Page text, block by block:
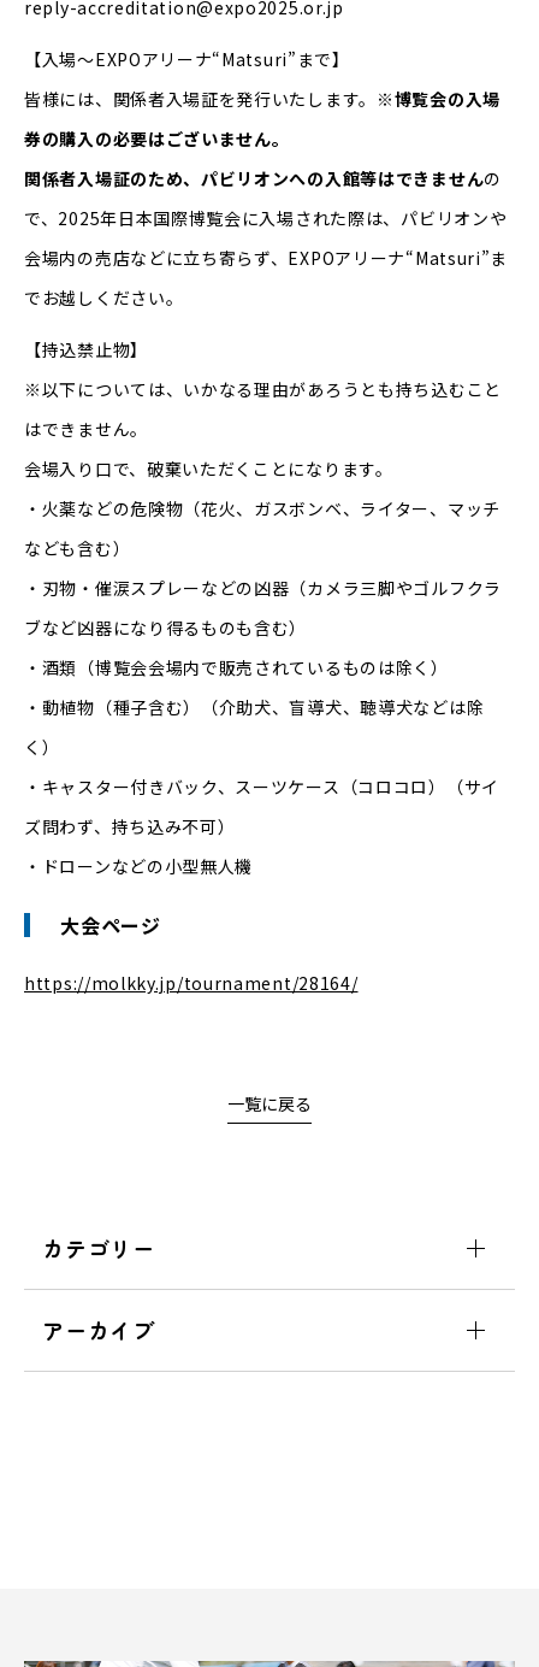
reply-accreditation@expo2025.or.jp
【入場～EXPOアリーナ“Matsuri”まで】
皆様には、関係者入場証を発行いたします。 ※博覧会の入場
券の購入の必要はございません。
関係者入場証のため、パビリオンへの入館等はできませんの
で、2025年日本国際博覧会に入場された際は、パビリオンや
会場内の売店などに立ち寄らず、EXPOアリーナ“Matsuri”ま
でお越しください。
【持込禁止物】
※以下については、いかなる理由があろうとも持ち込むこと
はできません。
会場入り口で、破棄いただくことになります。
・火薬などの危険物（花火、ガスボンベ、ライター、マッチ
なども含む）
・刃物・催涙スプレーなどの凶器（カメラ三脚やゴルフクラ
ブなど凶器になり得るものも含む）
・酒類（博覧会会場内で販売されているものは除く）
・動植物（種子含む）（介助犬、盲導犬、聴導犬などは除
く）
・キャスター付きバック、スーツケース（コロコロ）（サイ
ズ問わず、持ち込み不可）
・ドローンなどの小型無人機
大会ページ
https://molkky.jp/tournament/28164/
一覧に戻る
カテゴリー
アーカイブ